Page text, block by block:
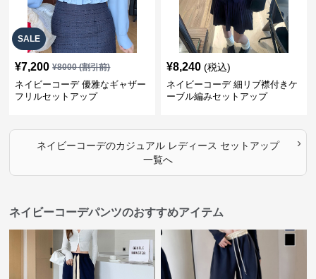
SALE
¥7,200 ¥8000(割引前)
ネイビーコーデ 優雅なギャザー
フリルセットアップ
¥8,240 (税込)
ネイビーコーデ 細リブ襟付きケ
ーブル編みセットアップ
ネイビーコーデのカジュアル レディース セットアップ
一覧へ
›
ネイビーコーデパンツのおすすめアイテム